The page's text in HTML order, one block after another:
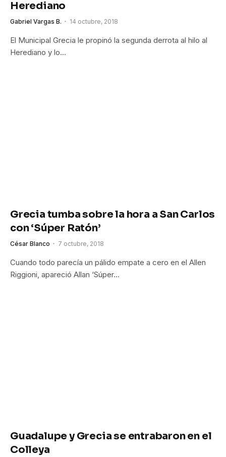
Herediano
Gabriel Vargas B. 14 octubre, 2018
El Municipal Grecia le propinó la segunda derrota al hilo al
Herediano y lo…
Grecia tumba sobre la hora a San Carlos
con ‘Súper Ratón’
César Blanco 7 octubre, 2018
Cuando todo parecía un pálido empate a cero en el Allen
Riggioni, apareció Allan ‘Súper…
Guadalupe y Grecia se entrabaron en el
Colleya